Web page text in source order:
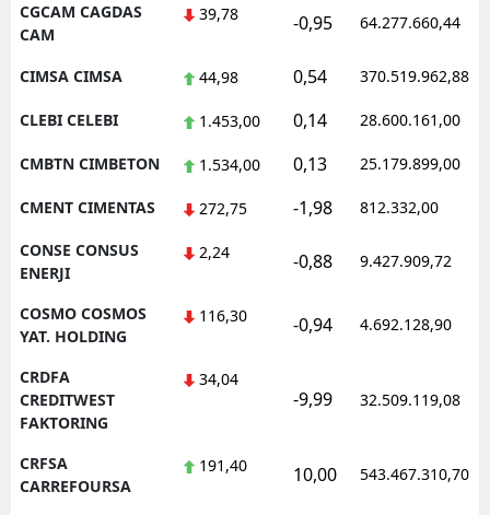
CGCAM CAGDAS
CAM
39,78 -0,95 64.277.660,44
CIMSA CIMSA 44,98 0,54 370.519.962,88
CLEBI CELEBI 1.453,00 0,14 28.600.161,00
CMBTN CIMBETON 1.534,00 0,13 25.179.899,00
CMENT CIMENTAS 272,75 -1,98 812.332,00
CONSE CONSUS
ENERJI
2,24 -0,88 9.427.909,72
COSMO COSMOS
YAT. HOLDING
116,30 -0,94 4.692.128,90
CRDFA
CREDITWEST
FAKTORING
34,04
-9,99 32.509.119,08
CRFSA
CARREFOURSA
191,40 10,00 543.467.310,70